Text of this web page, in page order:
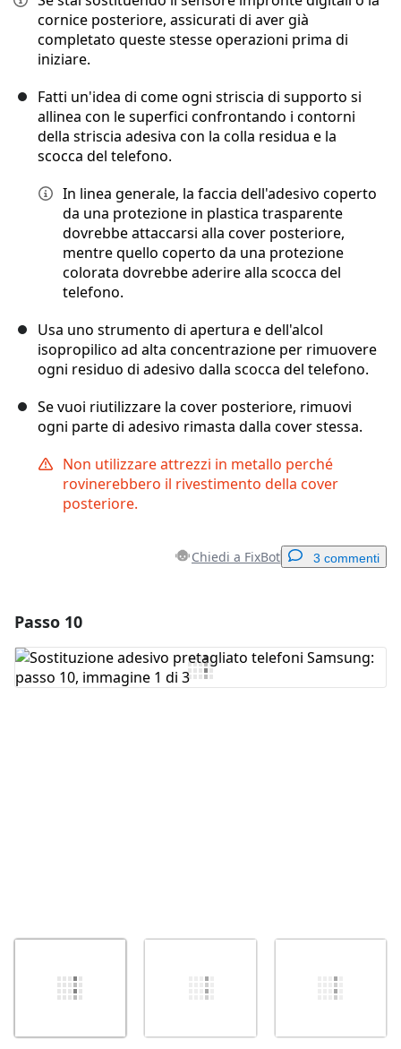
cornice posteriore, assicurati di aver già
completato queste stesse operazioni prima di
iniziare.
Fatti un'idea di come ogni striscia di supporto si
allinea con le superfici confrontando i contorni
della striscia adesiva con la colla residua e la
scocca del telefono.
In linea generale, la faccia dell'adesivo coperto
da una protezione in plastica trasparente
dovrebbe attaccarsi alla cover posteriore,
mentre quello coperto da una protezione
colorata dovrebbe aderire alla scocca del
telefono.
Usa uno strumento di apertura e dell'alcol
isopropilico ad alta concentrazione per rimuovere
ogni residuo di adesivo dalla scocca del telefono.
Se vuoi riutilizzare la cover posteriore, rimuovi
ogni parte di adesivo rimasta dalla cover stessa.
Non utilizzare attrezzi in metallo perché
rovinerebbero il rivestimento della cover
posteriore.
Chiedi a FixBot 3 commenti
Aggiungi Commento
Passo 10